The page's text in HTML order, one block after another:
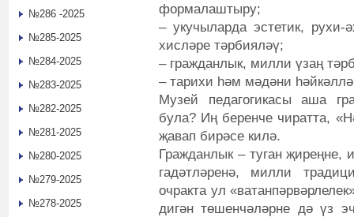
формалаштыру;
– укучыларда эстетик, рухи-
хисләре тәрбияләү;
– гражданлык, милли үзаң
– тарихи һәм мәдәни
Музей педагогикасы аша
була? Иң беренче чиратта,
җавап бирәсе килә.
Гражданлык – туган җиреңне,
гадәтләренә, милли
очракта ул
дигән төшенчәләрне дә үз
№286 -2025
№285-2025
№284-2025
№283-2025
№282-2025
№281-2025
№280-2025
№279-2025
№278-2025